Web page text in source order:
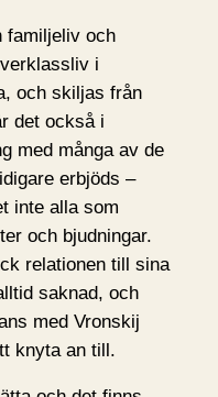
familjeliv och
i
och skiljas från
det också i
med många av de
erbjöds –
inte alla som
och bjudningar.
relationen till sina
saknad, och
med Vronskij
knyta an till.